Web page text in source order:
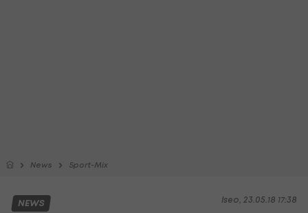
News Sport-Mix
Iseo, 23.05.18 17:38
NEWS